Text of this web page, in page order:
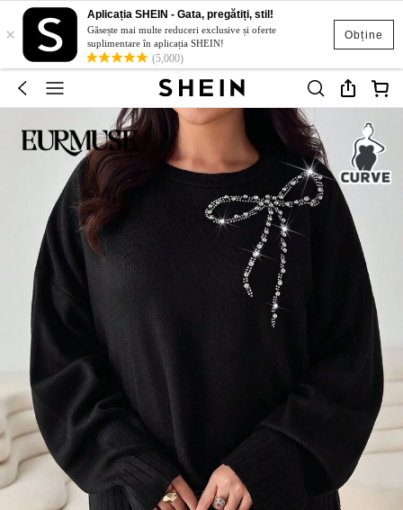
Obține
×
Aplicația SHEIN - Gata, pregătiți, stil!
Găsește mai multe reduceri exclusive și oferte
suplimentare în aplicația SHEIN!
(5,000)